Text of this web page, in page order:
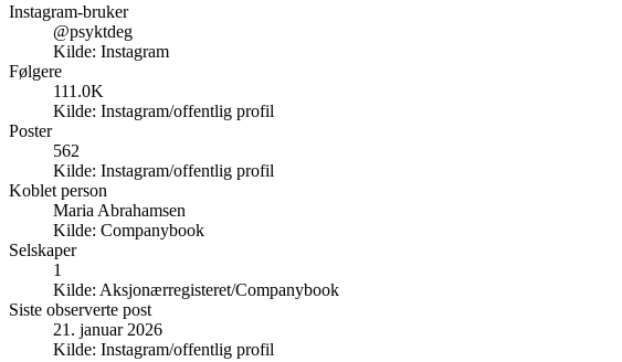
Instagram-bruker
@psyktdeg
Kilde: Instagram
Følgere
111.0K
Kilde: Instagram/offentlig profil
Poster
562
Kilde: Instagram/offentlig profil
Koblet person
Maria Abrahamsen
Kilde: Companybook
Selskaper
1
Kilde: Aksjonærregisteret/Companybook
Siste observerte post
21. januar 2026
Kilde: Instagram/offentlig profil